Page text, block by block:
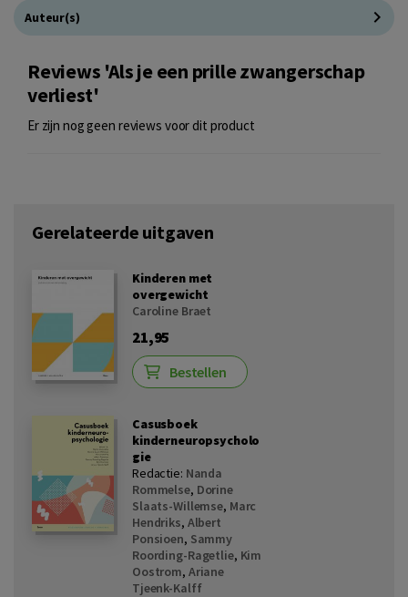
Auteur(s)
Reviews 'Als je een prille zwangerschap
verliest'
Er zijn nog geen reviews voor dit product
Gerelateerde uitgaven
Kinderen met
overgewicht
Caroline Braet
21,95
Bestellen
Casusboek
kinderneuropsycholo
gie
Redactie: Nanda
Rommelse, Dorine
Slaats-Willemse, Marc
Hendriks, Albert
Ponsioen, Sammy
Roording-Ragetlie, Kim
Oostrom, Ariane
Tjeenk-Kalff